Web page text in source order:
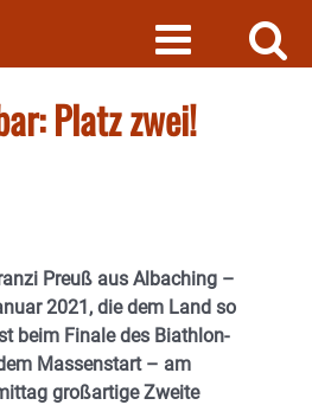
Platz zwei!
Preuß aus Albaching –
2021, die dem Land so
beim Finale des Biathlon-
Massenstart – am
großartige Zweite